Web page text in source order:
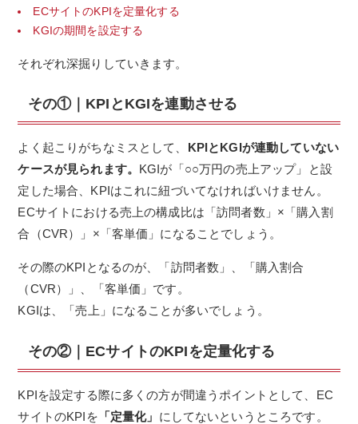
ECサイトのKPIを定量化する
KGIの期間を設定する
それぞれ深掘りしていきます。
その①｜KPIとKGIを連動させる
よく起こりがちなミスとして、 KPIとKGIが連動していない
ケースが見られます。 KGIが「○○万円の売上アップ」と設
定した場合、KPIはこれに紐づいてなければいけません。
ECサイトにおける売上の構成比は「訪問者数」×「購入割
合（CVR）」×「客単価」になることでしょう。
その際のKPIとなるのが、「訪問者数」、「購入割合
（CVR）」、「客単価」です。
KGIは、「売上」になることが多いでしょう。
その②｜ECサイトのKPIを定量化する
KPIを設定する際に多くの方が間違うポイントとして、EC
サイトのKPIを 「定量化」 にしてないというところです。